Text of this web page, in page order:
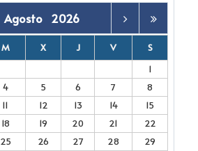
Agosto 2026
M X J V
S
1
4 5 6 7
8
11 12 13 14
15
18 19 20 21
22
25 26 27 28
29